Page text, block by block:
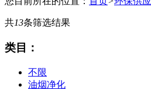
共13条筛选结果
类目：
不限
油烟净化